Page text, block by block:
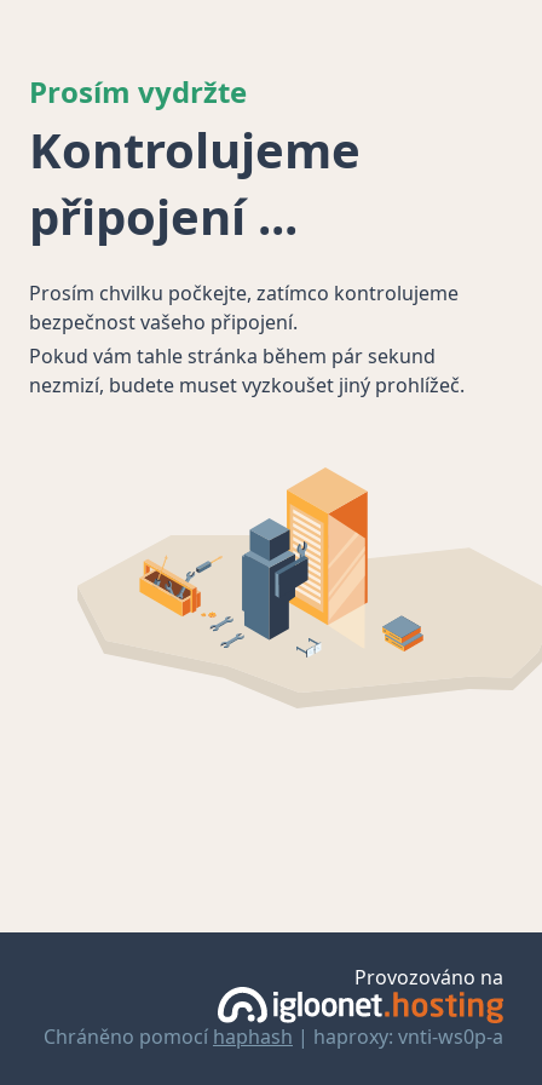
Prosím vydržte
Kontrolujeme
připojení
Prosím chvilku počkejte, zatímco kontrolujeme
bezpečnost vašeho připojení.
Pokud vám tahle stránka během pár sekund
nezmizí, budete muset vyzkoušet jiný prohlížeč.
Provozováno na
Chráněno pomocí haphash | haproxy: vnti-ws0p-a